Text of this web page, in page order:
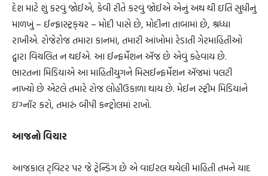
દેશ માટે શું કરવું જોઈએ, કેવી રીતે કરવું જોઈએ એનું અથ થી ઇતિ સુધીનું
માળખું – ઈન્ફ્રાસ્ટ્રક્‌ચર – મોદી પાસે છે, મોદીના તાબામાં છે, શ્રધ્ધા
રાખીએ. રોજેરોજ તમારા કાનમાં, તમારી આંખોમાં રેડાતી ગેરમાહિતીઓ
દ્વારા વિચલિત ન થઈએ. આ ઈન્ફર્મેશન ઍજ છે એવું કહેવાય છે.
ભારતના મિડિયાએ આ માહિતીયુગને મિસઈન્ફર્મેશન ઍજમાં પલટી
નાખ્યો છે એટલે તમારે રોજ લોહીઉકાળા થાય છે. મેઈન સ્ટ્રીમ મિડિયાને
ઇગ્નૉર કરો, તમારું બીપી કન્ટ્રોલમાં રાખો.
આજનો વિચાર
આજકાલ ટ્‌વિટર પર જે ટ્રેન્ડિંગ છે એ વાઈરલ થયેલી માહિતી તમને યાદ